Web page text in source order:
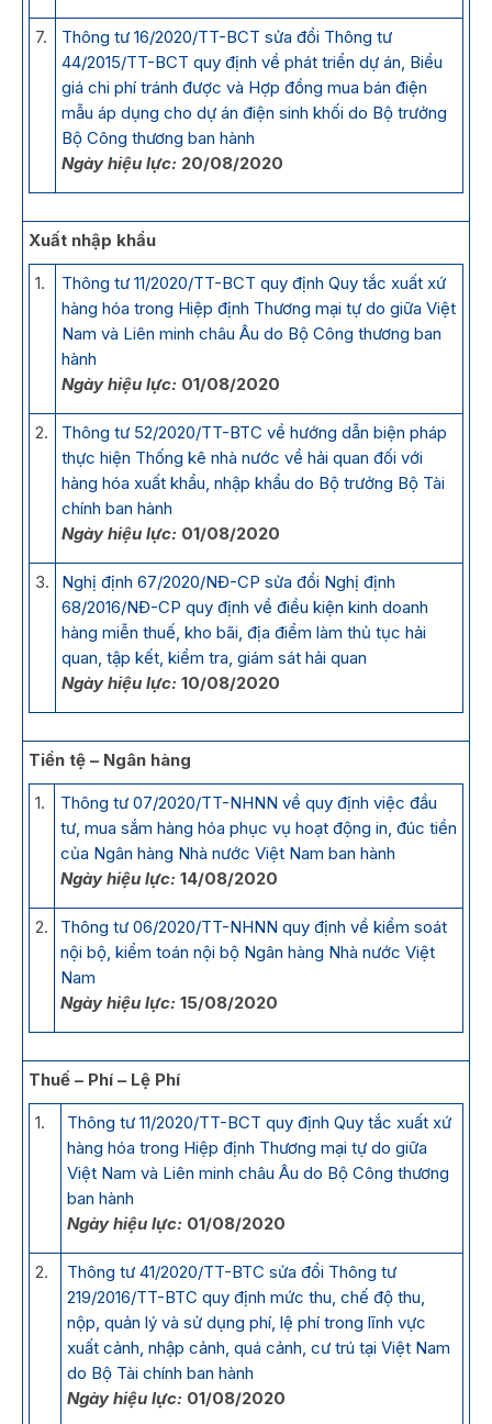
7.
Thông tư 16/2020/TT-BCT sửa đổi Thông tư
44/2015/TT-BCT quy định về phát triển dự án, Biểu
giá chi phí tránh được và Hợp đồng mua bán điện
mẫu áp dụng cho dự án điện sinh khối do Bộ trưởng
Bộ Công thương ban hành
Ngày hiệu lực: 20/08/2020
Xuất nhập khẩu
1.
Thông tư 11/2020/TT-BCT quy định Quy tắc xuất xứ
hàng hóa trong Hiệp định Thương mại tự do giữa Việt
Nam và Liên minh châu Âu do Bộ Công thương ban
hành
Ngày hiệu lực: 01/08/2020
2.
Thông tư 52/2020/TT-BTC về hướng dẫn biện pháp
thực hiện Thống kê nhà nước về hải quan đối với
hàng hóa xuất khẩu, nhập khẩu do Bộ trưởng Bộ Tài
chính ban hành
Ngày hiệu lực: 01/08/2020
3.
Nghị định 67/2020/NĐ-CP sửa đổi Nghị định
68/2016/NĐ-CP quy định về điều kiện kinh doanh
hàng miễn thuế, kho bãi, địa điểm làm thủ tục hải
quan, tập kết, kiểm tra, giám sát hải quan
Ngày hiệu lực: 10/08/2020
Tiền tệ – Ngân hàng
1.
Thông tư 07/2020/TT-NHNN về quy định việc đầu
tư, mua sắm hàng hóa phục vụ hoạt động in, đúc tiền
của Ngân hàng Nhà nước Việt Nam ban hành
Ngày hiệu lực: 14/08/2020
2.
Thông tư 06/2020/TT-NHNN quy định về kiểm soát
nội bộ, kiểm toán nội bộ Ngân hàng Nhà nước Việt
Nam
Ngày hiệu lực: 15/08/2020
Thuế – Phí – Lệ Phí
1.
Thông tư 11/2020/TT-BCT quy định Quy tắc xuất xứ
hàng hóa trong Hiệp định Thương mại tự do giữa
Việt Nam và Liên minh châu Âu do Bộ Công thương
ban hành
Ngày hiệu lực: 01/08/2020
2.
Thông tư 41/2020/TT-BTC sửa đổi Thông tư
219/2016/TT-BTC quy định mức thu, chế độ thu,
nộp, quản lý và sử dụng phí, lệ phí trong lĩnh vực
xuất cảnh, nhập cảnh, quá cảnh, cư trú tại Việt Nam
do Bộ Tài chính ban hành
Ngày hiệu lực: 01/08/2020